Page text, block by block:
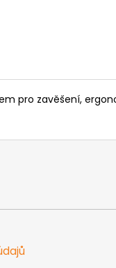
pro zavěšení,